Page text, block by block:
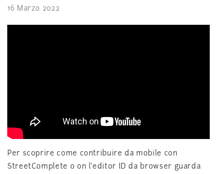
16 Marzo 2022
Per scoprire come contribuire da mobile con
StreetComplete o on l’editor ID da browser guarda